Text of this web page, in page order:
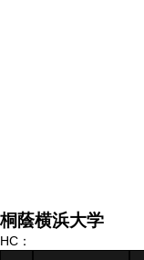
桐蔭横浜大学
HC：